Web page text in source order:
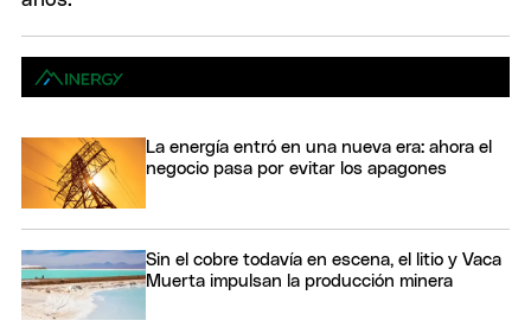
La energía entró en una nueva era: ahora el
negocio pasa por evitar los apagones
Sin el cobre todavía en escena, el litio y Vaca
Muerta impulsan la producción minera